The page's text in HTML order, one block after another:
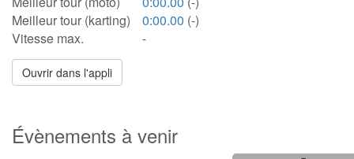
Meilleur tour (karting)
0:00.00 (-)
Vitesse max.
-
Ouvrir dans l'appli
Évènements à venir